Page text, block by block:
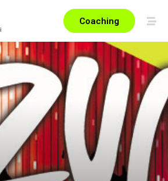
Coaching